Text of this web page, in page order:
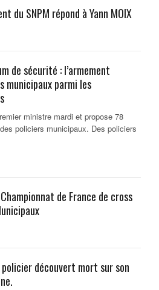
du SNPM répond à Yann MOIX
de sécurité : l’armement
municipaux parmi les
ministre mardi et propose 78
policiers municipaux. Des policiers
Championnat de France de cross
policier découvert mort sur son